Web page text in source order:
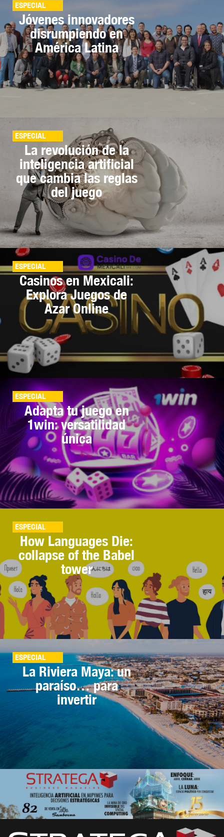
ESPECIAL
Jóvenes innovadores
disrumpiendo en
América Latina
ESPECIAL
La revolución de la
inteligencia artificial
que cambia las reglas
del juego
ESPECIAL
Casinos en Mexicali:
Explora Juegos de
Azar Online
ESPECIAL
Adapta tu juego en
1win: versatilidad
única
ESPECIAL
How Languages Die:
collapse of the Babel
tower
ESPECIAL
La Riviera Maya: un
paraíso… para
invertir